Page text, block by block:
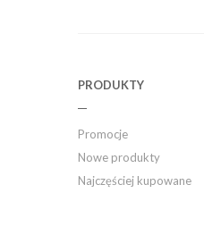
PRODUKTY
Promocje
Nowe produkty
Najczęściej kupowane